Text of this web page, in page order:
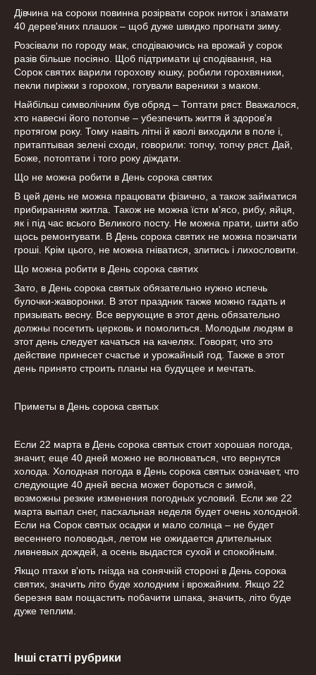
Дівчина на сороки повинна розірвати сорок ниток і зламати
40 дерев'яних плашок – щоб дуже швидко прогнати зиму.
Розсівали по городу мак, сподіваючись на врожай у сорок
разів більше посіяно. Щоб підтримати ці сподівання, на
Сорок святих варили горохову юшку, робили горохвяники,
пекли пиріжки з горохом, готували вареники з маком.
Найбільш символічним був обряд – Топтати ряст. Вважалося,
хто навесні його потопче – убезпечить життя й здоров'я
протягом року. Тому навіть літні й кволі виходили в поле і,
притаптывая зелені сходи, говорили: топчу, топчу ряст. Дай,
Боже, потоптати і того року діждати.
Що не можна робити в День сорока святих
В цей день не можна працювати фізично, а також займатися
прибиранням житла. Також не можна їсти м'ясо, рибу, яйця,
як і під час всього Великого посту. Не можна прати, шити або
щось ремонтувати. В День сорока святих не можна позичати
гроші. Крім цього, не можна гніватися, злитись і лихословити.
Що можна робити в День сорока святих
Зато, в День сорока святых обязательно нужно испечь
булочки-жаворонки. В этот праздник также можно гадать и
призывать весну. Все верующие в этот день обязательно
должны посетить церковь и помолиться. Молодым людям в
этот день следует качаться на качелях. Говорят, что это
действие принесет счастье и урожайный год. Также в этот
день принято строить планы на будущее и мечтать.
Приметы в День сорока святых
Если 22 марта в День сорока святых стоит хорошая погода,
значит, еще 40 дней можно не волноваться, что вернутся
холода. Холодная погода в День сорока святых означает, что
следующие 40 дней весна может бороться с зимой,
возможны резкие изменения погодных условий. Если же 22
марта выпал снег, пасхальная неделя будет очень холодной.
Если на Сорок святых осадки и мало солнца – не будет
весеннего половодья, летом не ожидается длительных
ливневых дождей, а осень выдастся сухой и спокойным.
Якщо птахи в'ють гнізда на сонячній стороні в День сорока
святих, значить літо буде холодним і врожайним. Якщо 22
березня вам пощастить побачити шпака, значить, літо буде
дуже теплим.
Інші статті рубрики